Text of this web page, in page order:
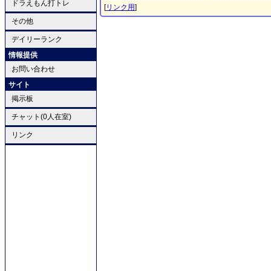
ドラえもん打トレ
その他
デイリーランク
情報提供
お問い合わせ
サイト
掲示板
チャット(0人在室)
リンク
[リンク用]